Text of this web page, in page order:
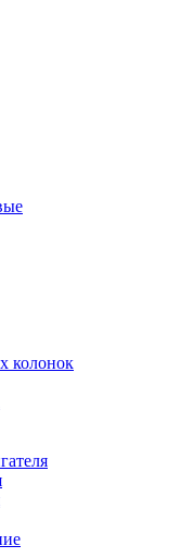
колонок